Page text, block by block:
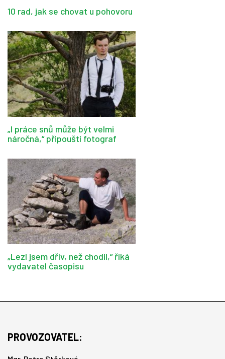
10 rad, jak se chovat u pohovoru
„I práce snů může být velmi
náročná,“ připouští fotograf
„Lezl jsem dřív, než chodil,“ říká
vydavatel časopisu
PROVOZOVATEL: